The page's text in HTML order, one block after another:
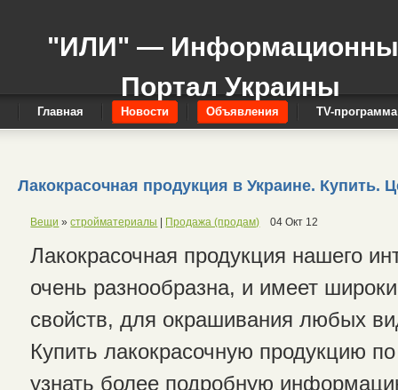
"ИЛИ" —
Портал Украины
Главная Новости Объявления TV-программа
Лакокрасочная продукция в Украине. Купить.
Вещи »стройматериалы Продажа (продам) 04 Окт 12
Лакокрасочная продукция нашего
очень разнообразна, и имеет
свойств, для окрашивания любых
Купить лакокрасочную продукцию
узнать более подробную